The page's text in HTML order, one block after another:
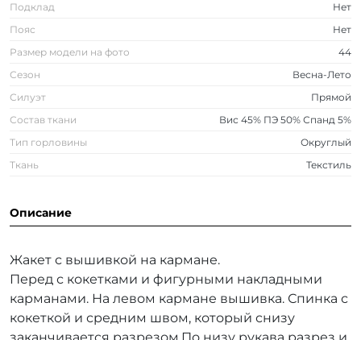
Подклад
Нет
Пояс
Нет
Размер модели на фото
44
Сезон
Весна-Лето
Силуэт
Прямой
Состав ткани
Вис 45% ПЭ 50% Спанд 5%
Тип горловины
Округлый
Ткань
Текстиль
Описание
Жакет с вышивкой на кармане.
Перед с кокетками и фигурными накладными
карманами. На левом кармане вышивка. Спинка с
кокеткой и средним швом, который снизу